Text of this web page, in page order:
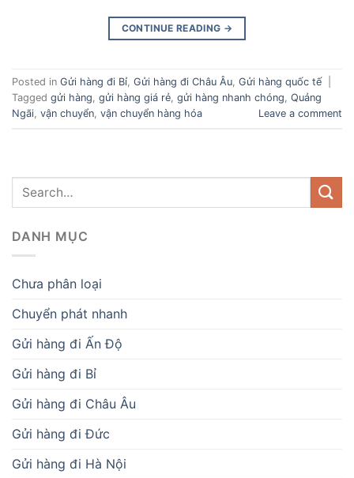
CONTINUE READING →
Posted in Gửi hàng đi Bỉ, Gửi hàng đi Châu Âu, Gửi hàng quốc tế
Tagged gửi hàng, gửi hàng giá rẻ, gửi hàng nhanh chóng, Quảng
Ngãi, vận chuyển, vận chuyển hàng hóa Leave a comment
DANH MỤC
Chưa phân loại
Chuyển phát nhanh
Gửi hàng đi Ấn Độ
Gửi hàng đi Bỉ
Gửi hàng đi Châu Âu
Gửi hàng đi Đức
Gửi hàng đi Hà Nội